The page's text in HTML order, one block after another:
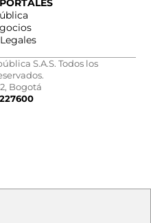
S.A.S. Todos los
Bogotá